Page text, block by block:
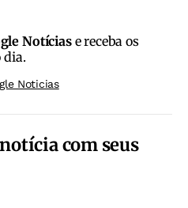
Notíciase receba os
dia.
Noticias
com seus